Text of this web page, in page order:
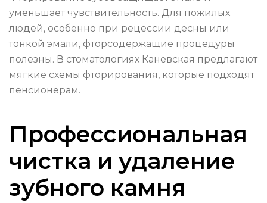
уменьшает чувствительность. Для пожилых
людей, особенно при рецессии десны или
тонкой эмали, фторсодержащие процедуры
полезны. В стоматологиях Каневская предлагают
мягкие схемы фторирования, которые подходят
пенсионерам.
Профессиональная
чистка и удаление
зубного камня